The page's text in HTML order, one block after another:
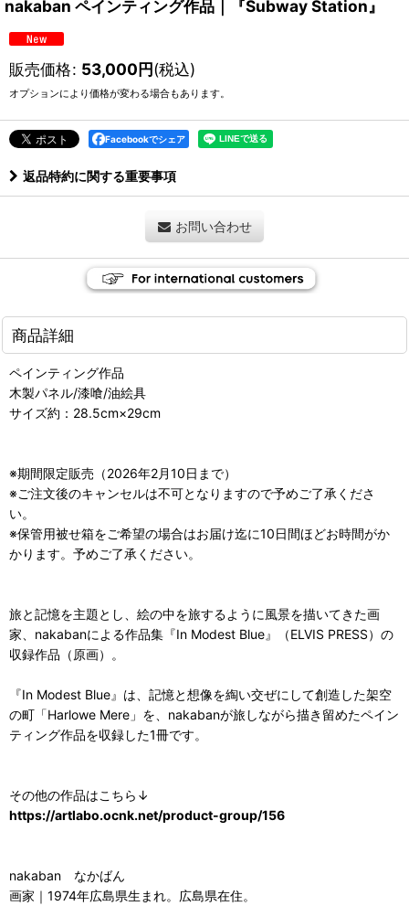
nakaban ペインティング作品｜『Subway Station』
販売価格: 53,000円(税込)
オプションにより価格が変わる場合もあります。
Facebookでシェア
返品特約に関する重要事項
お問い合わせ
商品詳細
ペインティング作品
木製パネル/漆喰/油絵具
サイズ約：28.5cm×29cm
※期間限定販売（2026年2月10日まで）
※ご注文後のキャンセルは不可となりますので予めご了承くださ
い。
※保管用被せ箱をご希望の場合はお届け迄に10日間ほどお時間がか
かります。予めご了承ください。
旅と記憶を主題とし、絵の中を旅するように風景を描いてきた画
家、nakabanによる作品集『In Modest Blue』（ELVIS PRESS）の
収録作品（原画）。
『In Modest Blue』は、記憶と想像を綯い交ぜにして創造した架空
の町「Harlowe Mere」を、nakabanが旅しながら描き留めたペイン
ティング作品を収録した1冊です。
その他の作品はこちら↓
https://artlabo.ocnk.net/product-group/156
nakaban なかばん
画家｜1974年広島県生まれ。広島県在住。